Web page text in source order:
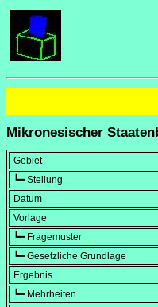
Mikronesischer
Gebiet
┗━ Stellung
Datum
Vorlage
┗━ Fragemuster
┗━ Gesetzliche Grundlage
Ergebnis
┗━ Mehrheiten